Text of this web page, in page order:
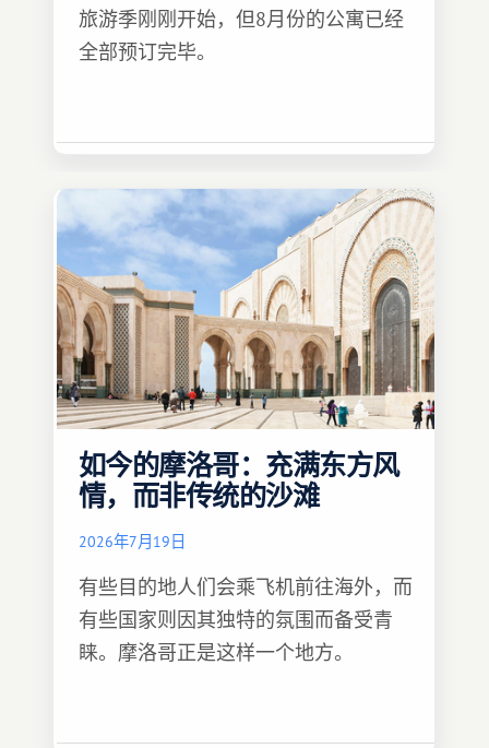
旅游季刚刚开始，但8月份的公寓已经
全部预订完毕。
如今的摩洛哥：充满东方风
情，而非传统的沙滩
2026年7月19日
有些目的地人们会乘飞机前往海外，而
有些国家则因其独特的氛围而备受青
睐。摩洛哥正是这样一个地方。